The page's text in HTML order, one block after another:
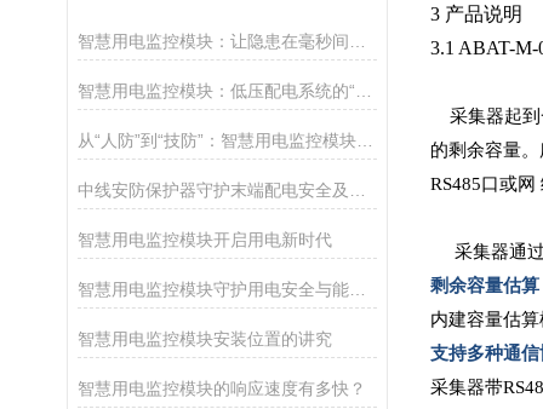
从“人防”到“技防”：智慧用电监控模块如何精准预防电气火灾隐患？
智慧用电监控模块开启用电新时代
智慧用电监控模块守护用电安全与能效管理
智慧用电监控模块安装位置的讲究
智慧用电监控模块的响应速度有多快？
3 产品说明
3.1 ABAT-
采集器起到
的剩余容量
RS485口或网
采集器通
剩余容量估算
内建容量估
支持多种通信
采集器带